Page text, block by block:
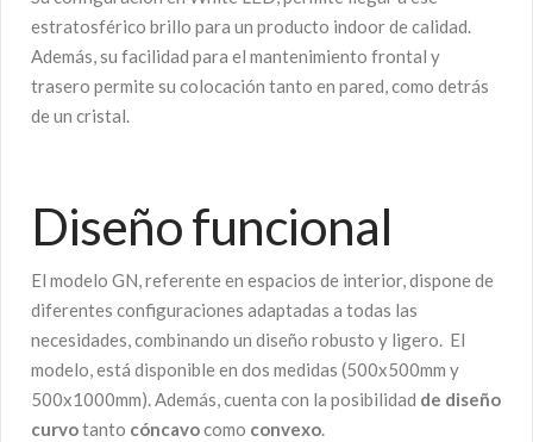
estratosférico brillo para un producto indoor de calidad.
Además, su facilidad para el mantenimiento frontal y
trasero permite su colocación tanto en pared, como detrás
de un cristal.
Diseño funcional
El modelo GN, referente en espacios de interior, dispone de
diferentes configuraciones adaptadas a todas las
necesidades, combinando un diseño robusto y ligero. El
modelo, está disponible en dos medidas (500x500mm y
500x1000mm). Además, cuenta con la posibilidad de diseño
curvotanto cóncavocomo convexo.